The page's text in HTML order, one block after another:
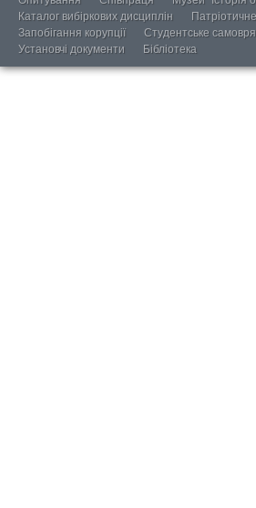
Каталог вибіркових дисциплін
Запобігання корупції
Студентське
Установчі документи
Бібліотека